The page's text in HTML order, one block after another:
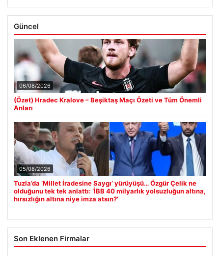
Güncel
06/08/2026
(Özet) Hradec Kralove – Beşiktaş Maçı Özeti ve Tüm Önemli
Anları
05/08/2026
Tuzla’da ‘Millet İradesine Saygı’ yürüyüşü… Özgür Çelik ne
olduğunu tek tek anlattı: ‘İBB 40 milyarlık yolsuzluğun altına,
hırsızlığın altına niye imza atsın?’
Son Eklenen Firmalar